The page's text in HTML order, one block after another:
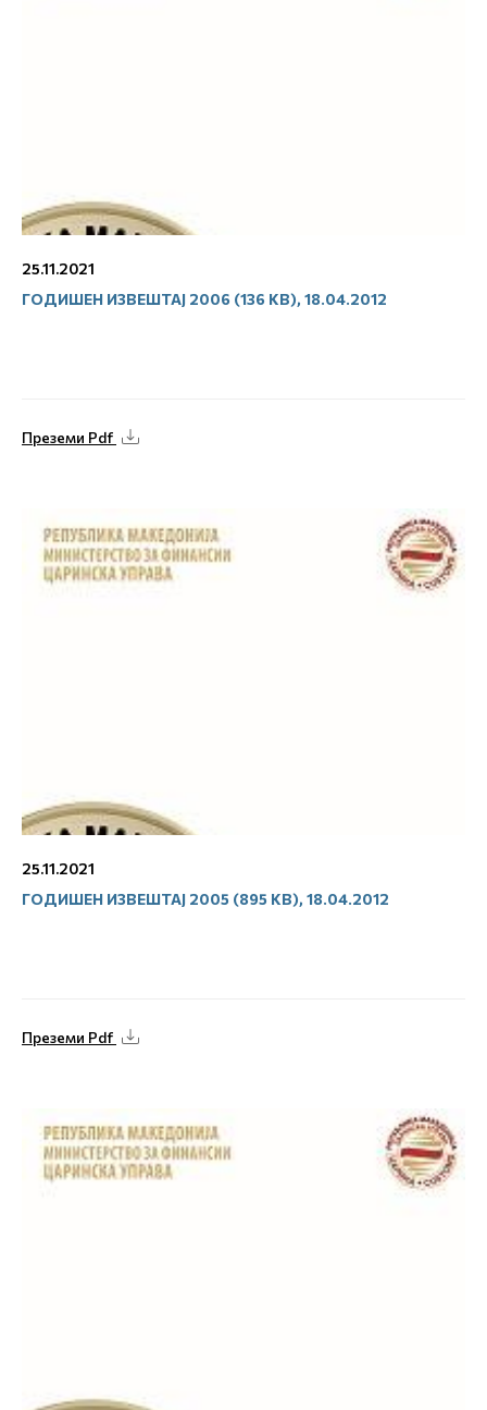
25.11.2021
ГОДИШЕН ИЗВЕШТАЈ 2006 (136 KB), 18.04.2012
Преземи Pdf
25.11.2021
ГОДИШЕН ИЗВЕШТАЈ 2005 (895 KB), 18.04.2012
Преземи Pdf